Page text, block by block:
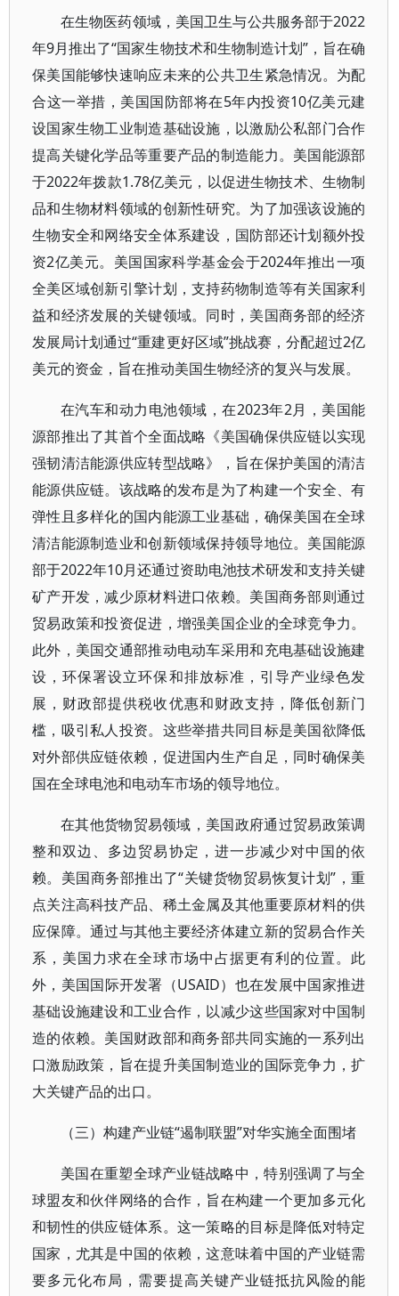
在生物医药领域，美国卫生与公共服务部于2022
年9月推出了“国家生物技术和生物制造计划”，旨在确
保美国能够快速响应未来的公共卫生紧急情况。为配
合这一举措，美国国防部将在5年内投资10亿美元建
设国家生物工业制造基础设施，以激励公私部门合作
提高关键化学品等重要产品的制造能力。美国能源部
于2022年拨款1.78亿美元，以促进生物技术、生物制
品和生物材料领域的创新性研究。为了加强该设施的
生物安全和网络安全体系建设，国防部还计划额外投
资2亿美元。美国国家科学基金会于2024年推出一项
全美区域创新引擎计划，支持药物制造等有关国家利
益和经济发展的关键领域。同时，美国商务部的经济
发展局计划通过“重建更好区域”挑战赛，分配超过2亿
美元的资金，旨在推动美国生物经济的复兴与发展。
在汽车和动力电池领域，在2023年2月，美国能
源部推出了其首个全面战略《美国确保供应链以实现
强韧清洁能源供应转型战略》，旨在保护美国的清洁
能源供应链。该战略的发布是为了构建一个安全、有
弹性且多样化的国内能源工业基础，确保美国在全球
清洁能源制造业和创新领域保持领导地位。美国能源
部于2022年10月还通过资助电池技术研发和支持关键
矿产开发，减少原材料进口依赖。美国商务部则通过
贸易政策和投资促进，增强美国企业的全球竞争力。
此外，美国交通部推动电动车采用和充电基础设施建
设，环保署设立环保和排放标准，引导产业绿色发
展，财政部提供税收优惠和财政支持，降低创新门
槛，吸引私人投资。这些举措共同目标是美国欲降低
对外部供应链依赖，促进国内生产自足，同时确保美
国在全球电池和电动车市场的领导地位。
在其他货物贸易领域，美国政府通过贸易政策调
整和双边、多边贸易协定，进一步减少对中国的依
赖。美国商务部推出了“关键货物贸易恢复计划”，重
点关注高科技产品、稀土金属及其他重要原材料的供
应保障。通过与其他主要经济体建立新的贸易合作关
系，美国力求在全球市场中占据更有利的位置。此
外，美国国际开发署（USAID）也在发展中国家推进
基础设施建设和工业合作，以减少这些国家对中国制
造的依赖。美国财政部和商务部共同实施的一系列出
口激励政策，旨在提升美国制造业的国际竞争力，扩
大关键产品的出口。
（三）构建产业链“遏制联盟”对华实施全面围堵
美国在重塑全球产业链战略中，特别强调了与全
球盟友和伙伴网络的合作，旨在构建一个更加多元化
和韧性的供应链体系。这一策略的目标是降低对特定
国家，尤其是中国的依赖，这意味着中国的产业链需
要多元化布局，需要提高关键产业链抵抗风险的能